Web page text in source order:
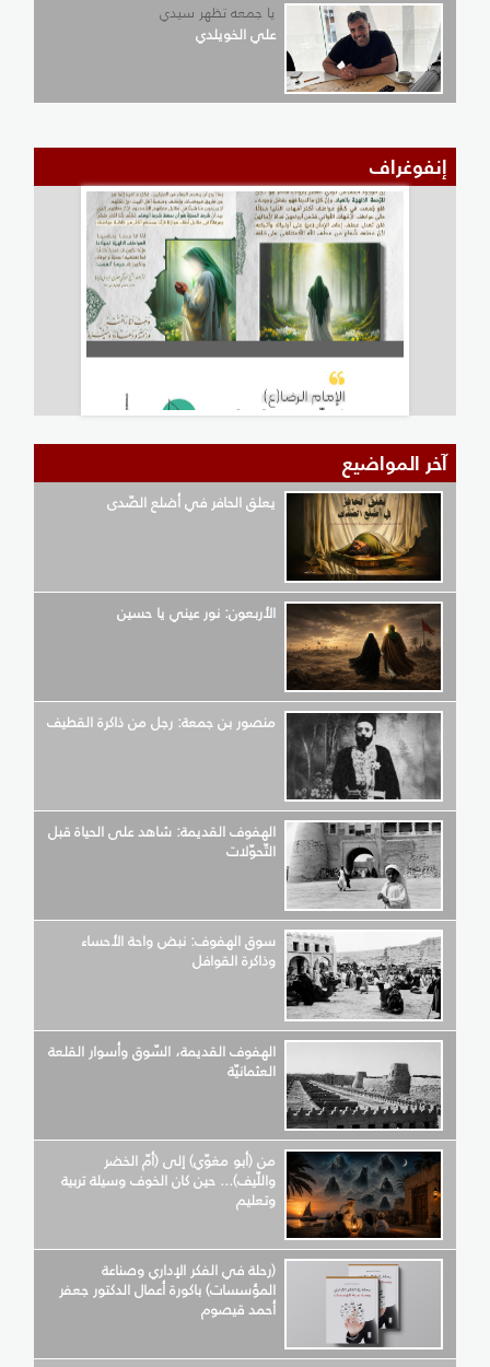
يا جمعه تظهر سيدي
علي الخويلدي
إنفوغراف
آخر المواضيع
يعلق الحافر في أضلع الصّدى
الأربعون: نور عيني يا حسين
منصور بن جمعة: رجل من ذاكرة القطيف
الهفوف القديمة: شاهد على الحياة قبل
التّحوّلات
سوق الهفوف: نبض واحة الأحساء
وذاكرة القوافل
الهفوف القديمة، السّوق وأسوار القلعة
العثمانيّة
من (أبو مغوّي) إلى (أمّ الخضر
واللّيف)... حين كان الخوف وسيلة تربية
وتعليم
(رحلة في الفكر الإداري وصناعة
المؤسسات) باكورة أعمال الدكتور جعفر
أحمد قيصوم